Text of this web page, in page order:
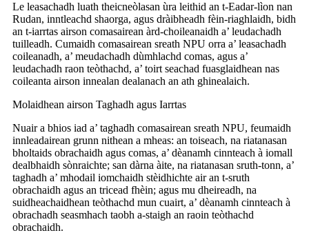
Le leasachadh luath theicneòlasan ùra leithid an t-Eadar-lìon nan
Rudan, inntleachd shaorga, agus dràibheadh ​​fèin-riaghlaidh, bidh
an t-iarrtas airson comasairean àrd-choileanaidh a’ leudachadh
tuilleadh. Cumaidh comasairean sreath NPU orra a’ leasachadh
coileanadh, a’ meudachadh dùmhlachd comas, agus a’
leudachadh raon teòthachd, a’ toirt seachad fuasglaidhean nas
coileanta airson innealan dealanach an ath ghinealaich.
Molaidhean airson Taghadh agus Iarrtas
Nuair a bhios iad a’ taghadh comasairean sreath NPU, feumaidh
innleadairean grunn nithean a mheas: an toiseach, na riatanasan
bholtaids obrachaidh agus comas, a’ dèanamh cinnteach à iomall
dealbhaidh sònraichte; san dàrna àite, na riatanasan sruth-tonn, a’
taghadh a’ mhodail iomchaidh stèidhichte air an t-sruth
obrachaidh agus an tricead fhèin; agus mu dheireadh, na
suidheachaidhean teòthachd mun cuairt, a’ dèanamh cinnteach à
obrachadh seasmhach taobh a-staigh an raoin teòthachd
obrachaidh.